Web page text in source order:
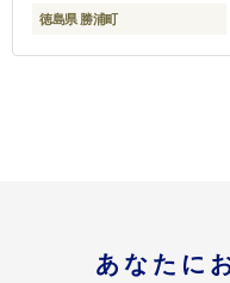
徳島県 勝浦町
あなたに